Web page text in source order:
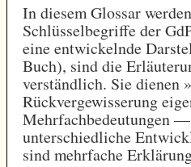
In diesem Glossar
Schlüsselbegriffe der
eine entwickelnde
Buch), sind die
verständlich. Sie dienen
Rückvergewisserung
Mehrfachbedeutungen
unterschiedliche
sind mehrfache